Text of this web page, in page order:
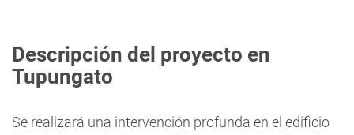
Descripción del proyecto en
Tupungato
Se realizará una intervención profunda en el edificio